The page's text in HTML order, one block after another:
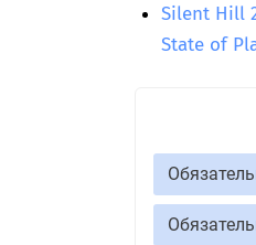
Silent Hill
State of